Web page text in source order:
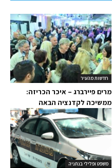
חדשות מהעיר
מרים פיירברג – איכר הכריזה:
ממשיכה לקדנציה הבאה
משפט ופלילי בנתניה